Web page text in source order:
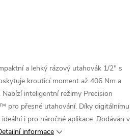
a lehký rázový utahovák 1/2" s
krouticí moment až 406 Nm a
inteligentní režimy Precision
pro přesné utahování. Díky digitálnímu
i pro náročné aplikace. Dodáván v
informace